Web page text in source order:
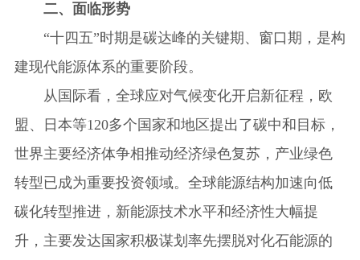
二、面临形势
“十四五”时期是碳达峰的关键期、窗口期，是构
建现代能源体系的重要阶段。
从国际看，全球应对气候变化开启新征程，欧
盟、日本等120多个国家和地区提出了碳中和目标，
世界主要经济体争相推动经济绿色复苏，产业绿色
转型已成为重要投资领域。全球能源结构加速向低
碳化转型推进，新能源技术水平和经济性大幅提
升，主要发达国家积极谋划率先摆脱对化石能源的